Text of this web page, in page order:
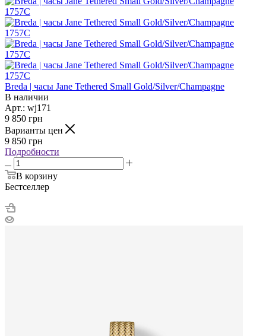
Breda | часы Jane Tethered Small Gold/Silver/Champagne
В наличии
Арт.: wj171
9 850 грн
Варианты цен
9 850 грн
Подробности
В корзину
Бестселлер